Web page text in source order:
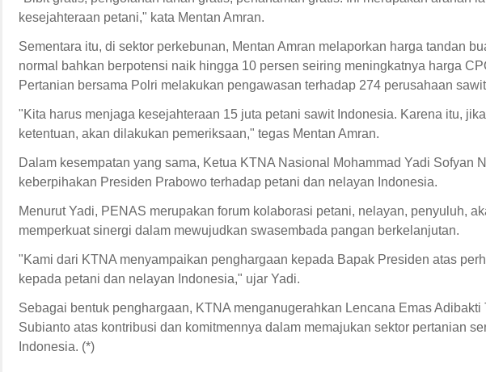
kesejahteraan petani," kata Mentan Amran.
Sementara itu, di sektor perkebunan, Mentan Amran melaporkan harga tandan
normal bahkan berpotensi naik hingga 10 persen seiring meningkatnya harga
Pertanian bersama Polri melakukan pengawasan terhadap 274 perusahaan
"Kita harus menjaga kesejahteraan 15 juta petani sawit Indonesia. Karena itu,
ketentuan, akan dilakukan pemeriksaan," tegas Mentan Amran.
Dalam kesempatan yang sama, Ketua KTNA Nasional Mohammad Yadi Sofyan
keberpihakan Presiden Prabowo terhadap petani dan nelayan Indonesia.
Menurut Yadi, PENAS merupakan forum kolaborasi petani, nelayan, penyuluh,
memperkuat sinergi dalam mewujudkan swasembada pangan berkelanjutan.
"Kami dari KTNA menyampaikan penghargaan kepada Bapak Presiden atas
kepada petani dan nelayan Indonesia," ujar Yadi.
Sebagai bentuk penghargaan, KTNA menganugerahkan Lencana Emas
Subianto atas kontribusi dan komitmennya dalam memajukan sektor pertanian
Indonesia. (*)